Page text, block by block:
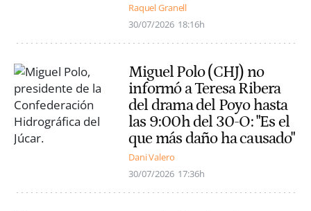
Raquel Granell
30/07/2026 18:16h
Miguel Polo (CHJ) no
informó a Teresa Ribera
del drama del Poyo hasta
las 9:00h del 30-O: "Es el
que más daño ha causado"
Dani Valero
30/07/2026 17:36h